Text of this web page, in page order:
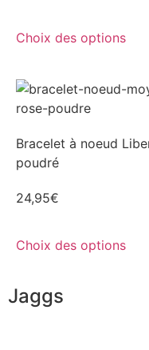
Choix des options
Bracelet à noeud
poudré
24,95€
Choix des options
Jaggs